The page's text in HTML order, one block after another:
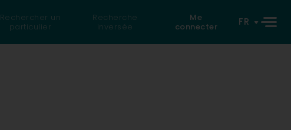
Rechercher un
particulier
Recherche
inversée
Me
connecter
FR